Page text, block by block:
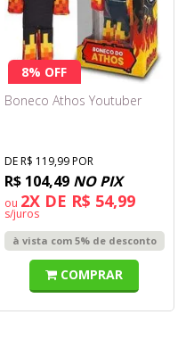
8% OFF
Boneco Athos Youtuber
DE R$ 119,99 POR
R$ 104,49 NO PIX
ou 2X DE R$ 54,99
s/juros
à vista com 5% de desconto
COMPRAR